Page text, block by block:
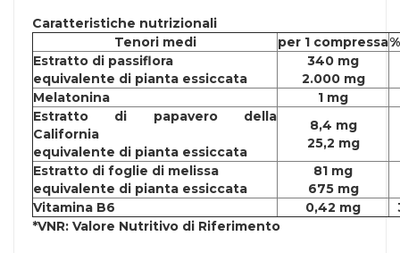
Caratteristiche nutrizionali
Tenori medi
per 1 compressa
Estratto di passiflora
equivalente di pianta essiccata
340 mg
2.000 mg
Melatonina
1 mg
Estratto di papavero della
California
equivalente di pianta essiccata
8,4 mg
25,2 mg
Estratto di foglie di melissa
equivalente di pianta essiccata
81 mg
675 mg
Vitamina B6
0,42 mg
*VNR: Valore Nutritivo di Riferimento